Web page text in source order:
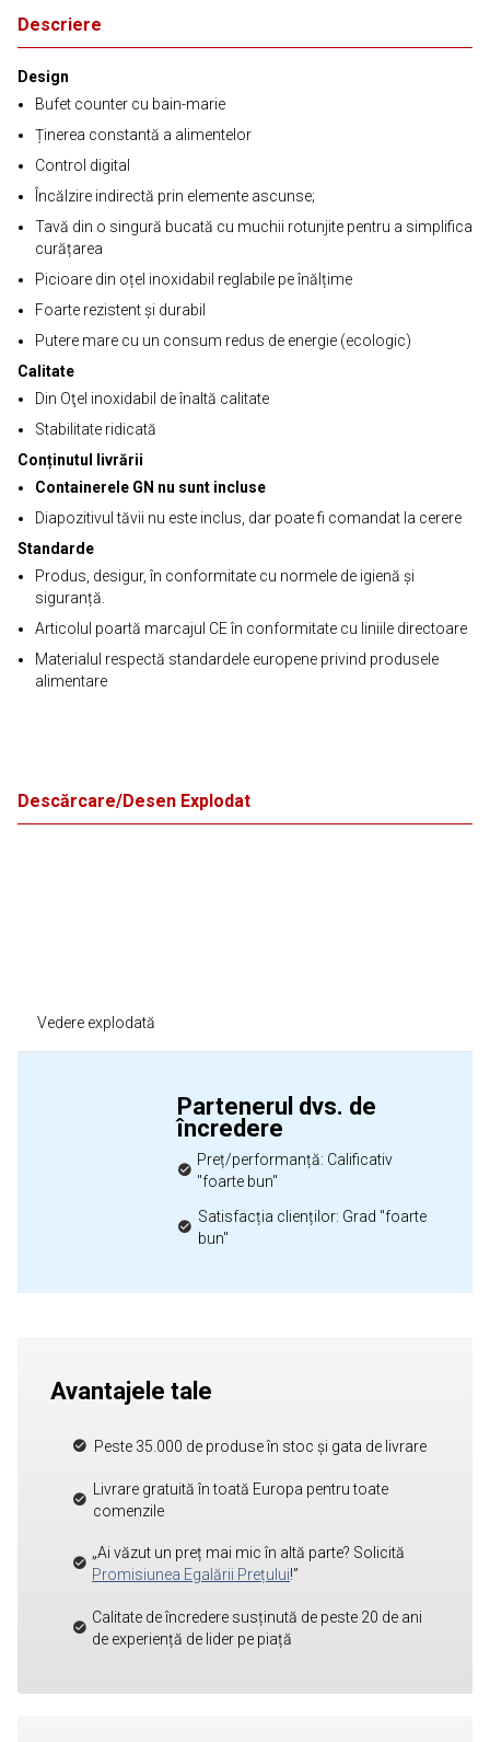
Descriere
Design
Bufet counter cu bain-marie
Ținerea constantă a alimentelor
Control digital
Încălzire indirectă prin elemente ascunse;
Tavă din o singură bucată cu muchii rotunjite pentru a simplifica
curățarea
Picioare din oțel inoxidabil reglabile pe înălțime
Foarte rezistent și durabil
Putere mare cu un consum redus de energie (ecologic)
Calitate
Din Oţel inoxidabil de înaltă calitate
Stabilitate ridicată
Conținutul livrării
Containerele GN nu sunt incluse
Diapozitivul tăvii nu este inclus, dar poate fi comandat la cerere
Standarde
Produs, desigur, în conformitate cu normele de igienă și
siguranță.
Articolul poartă marcajul CE în conformitate cu liniile directoare
Materialul respectă standardele europene privind produsele
alimentare
Descărcare/Desen Explodat
Vedere explodată
Partenerul dvs. de
încredere
Preț/performanță: Calificativ
"foarte bun"
Satisfacția clienților: Grad "foarte
bun"
Avantajele tale
Peste 35.000 de produse în stoc și gata de livrare
Livrare gratuită în toată Europa pentru toate
comenzile
„Ai văzut un preț mai mic în altă parte? Solicită
Promisiunea Egalării Prețului!”
Calitate de încredere susținută de peste 20 de ani
de experiență de lider pe piață